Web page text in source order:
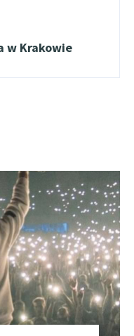
w Krakowie